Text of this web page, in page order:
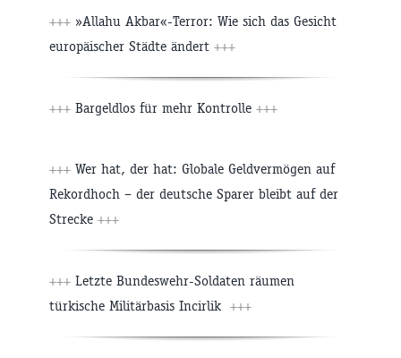
+++ »Allahu Akbar«-Terror: Wie sich das Gesicht
europäischer Städte ändert +++
+++ Bargeldlos für mehr Kontrolle +++
+++ Wer hat, der hat: Globale Geldvermögen auf
Rekordhoch – der deutsche Sparer bleibt auf der
Strecke +++
+++ Letzte Bundeswehr-Soldaten räumen
türkische Militärbasis Incirlik +++